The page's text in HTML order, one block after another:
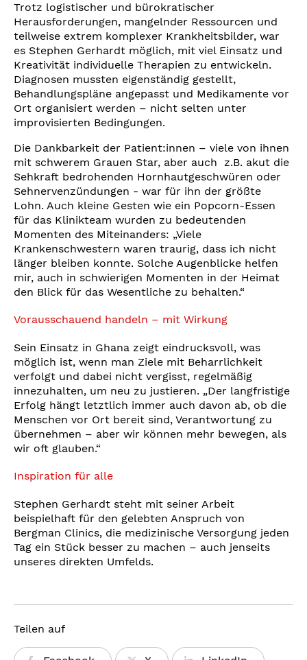
Trotz logistischer und bürokratischer
Herausforderungen, mangelnder Ressourcen und
teilweise extrem komplexer Krankheitsbilder, war
es Stephen Gerhardt möglich, mit viel Einsatz und
Kreativität individuelle Therapien zu entwickeln.
Diagnosen mussten eigenständig gestellt,
Behandlungspläne angepasst und Medikamente vor
Ort organisiert werden – nicht selten unter
improvisierten Bedingungen.
Die Dankbarkeit der Patient:innen – viele von ihnen
mit schwerem Grauen Star, aber auch z.B. akut die
Sehkraft bedrohenden Hornhautgeschwüren oder
Sehnervenzündungen - war für ihn der größte
Lohn. Auch kleine Gesten wie ein Popcorn-Essen
für das Klinikteam wurden zu bedeutenden
Momenten des Miteinanders: „Viele
Krankenschwestern waren traurig, dass ich nicht
länger bleiben konnte. Solche Augenblicke helfen
mir, auch in schwierigen Momenten in der Heimat
den Blick für das Wesentliche zu behalten.“
Vorausschauend handeln – mit Wirkung
Sein Einsatz in Ghana zeigt eindrucksvoll, was
möglich ist, wenn man Ziele mit Beharrlichkeit
verfolgt und dabei nicht vergisst, regelmäßig
innezuhalten, um neu zu justieren. „Der langfristige
Erfolg hängt letztlich immer auch davon ab, ob die
Menschen vor Ort bereit sind, Verantwortung zu
übernehmen – aber wir können mehr bewegen, als
wir oft glauben.“
Inspiration für alle
Stephen Gerhardt steht mit seiner Arbeit
beispielhaft für den gelebten Anspruch von
Bergman Clinics, die medizinische Versorgung jeden
Tag ein Stück besser zu machen – auch jenseits
unseres direkten Umfelds.
Teilen auf